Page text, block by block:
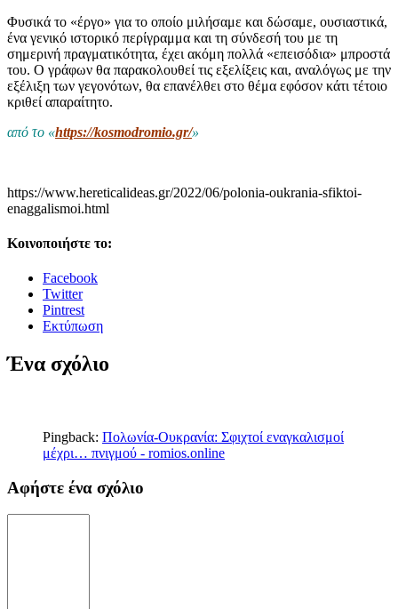
Φυσικά το «έργο» για το οποίο μιλήσαμε και δώσαμε, ουσιαστικά,
ένα γενικό ιστορικό περίγραμμα και τη σύνδεσή του με τη
σημερινή πραγματικότητα, έχει ακόμη πολλά «επεισόδια» μπροστά
του. Ο γράφων θα παρακολουθεί τις εξελίξεις και, αναλόγως με την
εξέλιξη των γεγονότων, θα επανέλθει στο θέμα εφόσον κάτι τέτοιο
κριθεί απαραίτητο.
από το «https://kosmodromio.gr/»
https://www.hereticalideas.gr/2022/06/polonia-oukrania-sfiktoi-
enaggalismoi.html
Κοινοποιήστε το:
Facebook
Twitter
Pintrest
Εκτύπωση
Ένα σχόλιο
Pingback: Πολωνία-Ουκρανία: Σφιχτοί εναγκαλισμοί
μέχρι… πνιγμού - romios.online
Αφήστε ένα σχόλιο